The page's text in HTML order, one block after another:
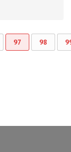
97 98